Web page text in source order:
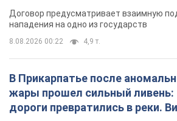
Договор предусматривает взаимную
нападения на одно из государств
8.08.2026 00:22 4,9 т.
В Прикарпатье после
жары прошел сильный ливень:
дороги превратились в реки.